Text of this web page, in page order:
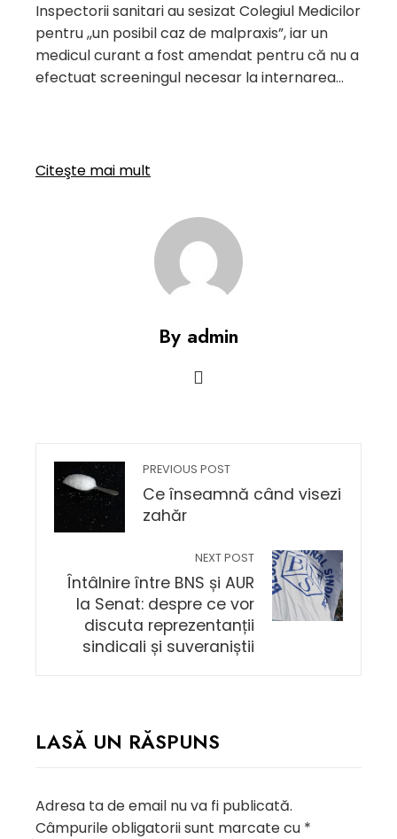
Inspectorii sanitari au sesizat Colegiul Medicilor
pentru ,,un posibil caz de malpraxis”, iar un
medicul curant a fost amendat pentru că nu a
efectuat screeningul necesar la internarea…
Citeşte mai mult
By admin
PREVIOUS POST
Ce înseamnă când visezi
zahăr
NEXT POST
Întâlnire între BNS și AUR
la Senat: despre ce vor
discuta reprezentanții
sindicali și suveraniștii
LASĂ UN RĂSPUNS
Adresa ta de email nu va fi publicată.
Câmpurile obligatorii sunt marcate cu *